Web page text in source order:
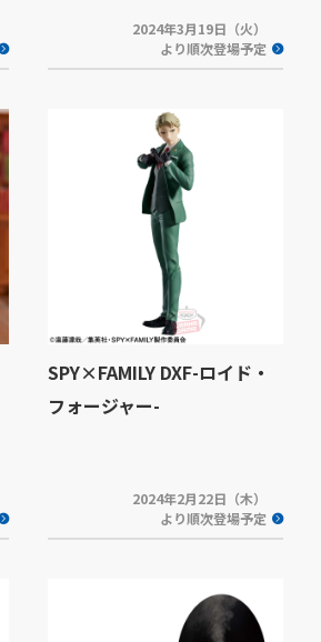
2024年3月19日（火）
より順次登場予定
SPY×FAMILY DXF-ロイド・
フォージャー-
2024年2月22日（木）
より順次登場予定